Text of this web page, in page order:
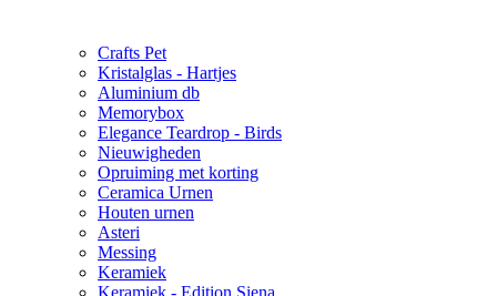
Crafts Pet
Kristalglas - Hartjes
Aluminium db
Memorybox
Elegance Teardrop - Birds
Nieuwigheden
Opruiming met korting
Ceramica Urnen
Houten urnen
Asteri
Messing
Keramiek
Keramiek - Edition Siena